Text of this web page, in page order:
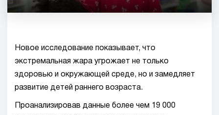
Новое исследование показывает, что
экстремальная жара угрожает не только
здоровью и окружающей среде, но и замедляет
развитие детей раннего возраста.
Проанализировав данные более чем 19 000